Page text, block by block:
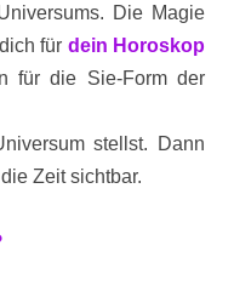
Die Magie
dich für dein Horoskop
für die Sie-Form der
stellst. Dann
Zeit sichtbar.